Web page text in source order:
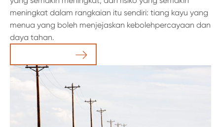
meningkat dalam rangkaian itu sendiri: tiang kayu yang
menua yang boleh menjejaskan kebolehpercayaan dan
daya tahan.